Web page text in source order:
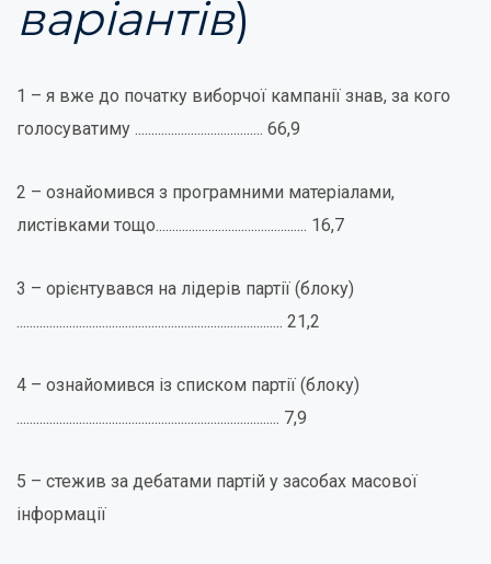
варіантів)
1 – я вже до початку виборчої кампанії знав, за кого
голосуватиму ....................................... 66,9
2 – ознайомився з програмними матеріалами,
листівками тощо.............................................. 16,7
3 – орієнтувався на лідерів партії (блоку)
................................................................................. 21,2
4 – ознайомився із списком партії (блоку)
................................................................................ 7,9
5 – стежив за дебатами партій у засобах масової
інформації